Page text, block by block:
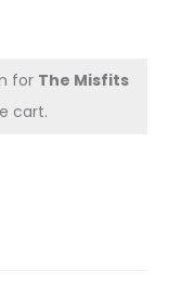
for The Misfits
cart.